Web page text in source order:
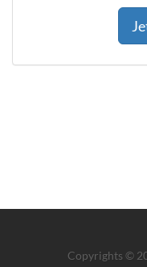
Copyrights ©